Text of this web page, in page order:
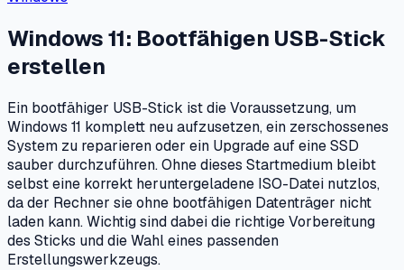
Windows 11: Bootfähigen USB-Stick
erstellen
Ein bootfähiger USB-Stick ist die Voraussetzung, um
Windows 11 komplett neu aufzusetzen, ein zerschossenes
System zu reparieren oder ein Upgrade auf eine SSD
sauber durchzuführen. Ohne dieses Startmedium bleibt
selbst eine korrekt heruntergeladene ISO-Datei nutzlos,
da der Rechner sie ohne bootfähigen Datenträger nicht
laden kann. Wichtig sind dabei die richtige Vorbereitung
des Sticks und die Wahl eines passenden
Erstellungswerkzeugs.